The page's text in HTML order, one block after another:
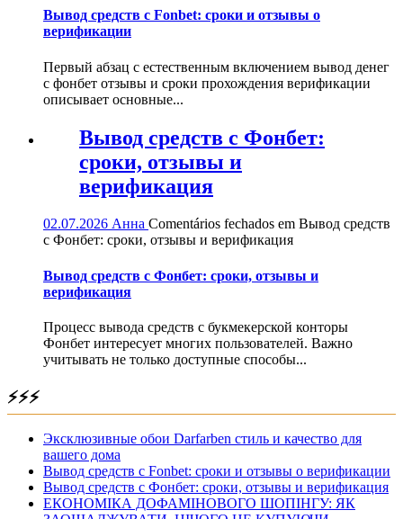
Вывод средств с Fonbet: сроки и отзывы о
верификации
Первый абзац с естественным включением вывод денег
с фонбет отзывы и сроки прохождения верификации
описывает основные...
Вывод средств с Фонбет:
сроки, отзывы и
верификация
02.07.2026 Анна Comentários fechados em Вывод средств
с Фонбет: сроки, отзывы и верификация
Вывод средств с Фонбет: сроки, отзывы и
верификация
Процесс вывода средств с букмекерской конторы
Фонбет интересует многих пользователей. Важно
учитывать не только доступные способы...
⚡⚡⚡
Эксклюзивные обои Darfarben стиль и качество для
вашего дома
Вывод средств с Fonbet: сроки и отзывы о верификации
Вывод средств с Фонбет: сроки, отзывы и верификация
ЕКОНОМІКА ДОФАМІНОВОГО ШОПІНГУ: ЯК